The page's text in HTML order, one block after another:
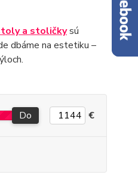
a stoličkysú
dbáme na estetiku –
Do €